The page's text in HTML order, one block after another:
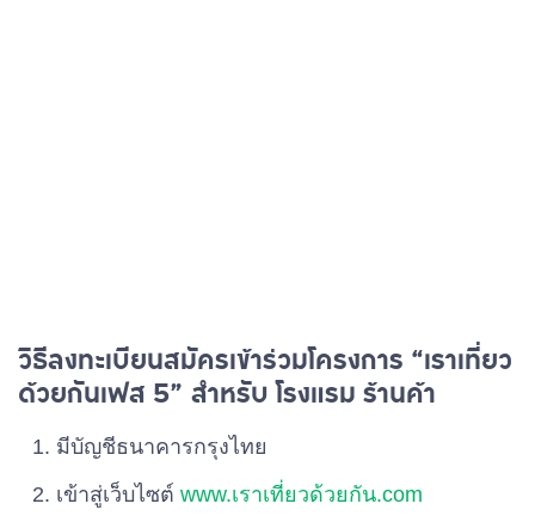
วิธีลงทะเบียนสมัครเข้าร่วมโครงการ “เราเที่ยว
ด้วยกันเฟส 5” สำหรับ โรงแรม ร้านค้า
มีบัญชีธนาคารกรุงไทย
เข้าสู่เว็บไซต์ www.เราเที่ยวด้วยกัน.com